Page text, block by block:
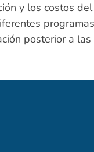
y los costos
posterior a las